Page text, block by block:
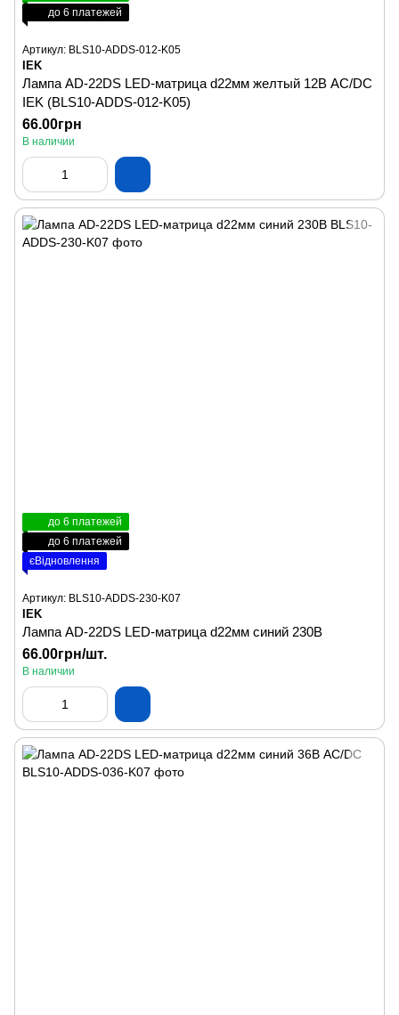
до 6 платежей
Артикул: BLS10-ADDS-012-K05
IEK
Лампа AD-22DS LED-матрица d22мм желтый 12В AC/DC
IEK (BLS10-ADDS-012-K05)
66.00грн
В наличии
до 6 платежей
до 6 платежей
єВідновлення
Артикул: BLS10-ADDS-230-K07
IEK
Лампа AD-22DS LED-матрица d22мм синий 230B
66.00грн/шт.
В наличии